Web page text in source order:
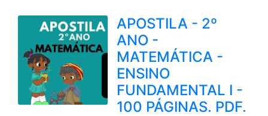
APOSTILA - 2º
ANO -
MATEMÁTICA -
ENSINO
FUNDAMENTAL I -
100 PÁGINAS. PDF.